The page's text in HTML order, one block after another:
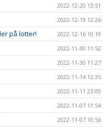
2022-12-20 13:51
2022-12-19 12:26
på lotter! 2022-12-16 10:19
2022-11-30 11:52
2022-11-30 11:27
2022-11-14 12:35
2022-11-11 23:00
2022-11-07 11:54
2022-11-07 10:56